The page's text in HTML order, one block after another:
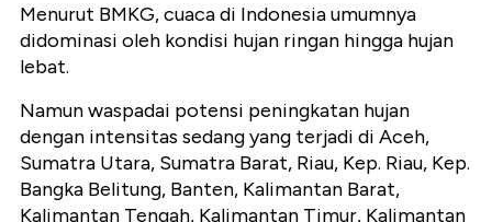
Menurut BMKG, cuaca di Indonesia umumnya
didominasi oleh kondisi hujan ringan hingga hujan
lebat.
Namun waspadai potensi peningkatan hujan
dengan intensitas sedang yang terjadi di Aceh,
Sumatra Utara, Sumatra Barat, Riau, Kep. Riau, Kep.
Bangka Belitung, Banten, Kalimantan Barat,
Kalimantan Tengah, Kalimantan Timur, Kalimantan